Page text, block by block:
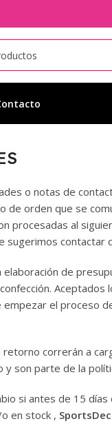
o notas de
de orden que se
procesadas al
sugerimos contactar
de
el proceso
correrán a
y son parte de la
si antes de 15
en stock ,